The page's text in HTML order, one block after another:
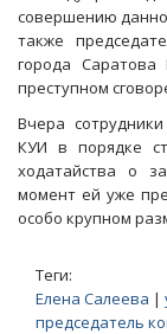
совершению
также
города
преступном
Вчера
КУИ в порядке
ходатайства о
момент ей уже
особо крупном
Теги:
Елена Салеева |
председатель